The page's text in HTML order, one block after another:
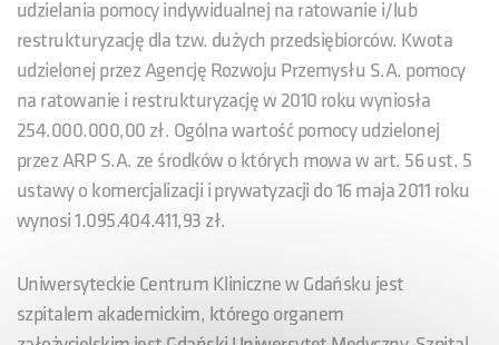
udzielania pomocy indywidualnej na ratowanie i/lub
restrukturyzację dla tzw. dużych przedsiębiorców. Kwota
udzielonej przez Agencję Rozwoju Przemysłu S.A. pomocy
na ratowanie i restrukturyzację w 2010 roku wyniosła
254.000.000,00 zł. Ogólna wartość pomocy udzielonej
przez ARP S.A. ze środków o których mowa w art. 56 ust. 5
ustawy o komercjalizacji i prywatyzacji do 16 maja 2011 roku
wynosi 1.095.404.411,93 zł.
Uniwersyteckie Centrum Kliniczne w Gdańsku jest
szpitalem akademickim, którego organem